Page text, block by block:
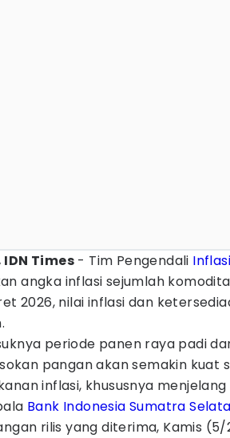
Times - Tim Pengendali Inflasi
angka inflasi sejumlah
2026, nilai inflasi dan
periode panen raya padi
pangan akan semakin kuat
inflasi, khususnya menjelang
Bank Indonesia Sumatra
rilis yang diterima, Kamis